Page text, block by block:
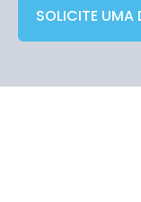
SOLICITE UMA